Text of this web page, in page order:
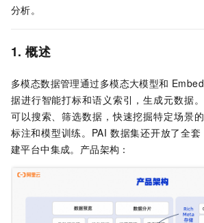
分析。
1. 概述
多模态数据管理通过多模态大模型和
据进行智能打标和语义索引，生成元数据
可以搜索、筛选数据，快速挖掘特定场景
标注和模型训练。PAI 数据集还开放了全
建平台中集成。产品架构：